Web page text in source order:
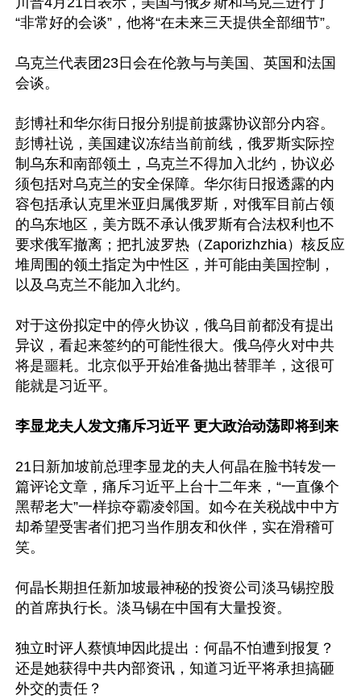
“非常好的会谈”，他将“在未来三天提供全部细节”。
乌克兰代表团23日会在伦敦与与美国、英国和法国
会谈。
彭博社和华尔街日报分别提前披露协议部分内容。
彭博社说，美国建议冻结当前前线，俄罗斯实际控
制乌东和南部领土，乌克兰不得加入北约，协议必
须包括对乌克兰的安全保障。华尔街日报透露的内
容包括承认克里米亚归属俄罗斯，对俄军目前占领
的乌东地区，美方既不承认俄罗斯有合法权利也不
要求俄军撤离；把扎波罗热（Zaporizhzhia）核反应
堆周围的领土指定为中性区，并可能由美国控制，
以及乌克兰不能加入北约。
对于这份拟定中的停火协议，俄乌目前都没有提出
异议，看起来签约的可能性很大。俄乌停火对中共
将是噩耗。北京似乎开始准备抛出替罪羊，这很可
能就是习近平。
李显龙夫人发文痛斥习近平 更大政治动荡即将到来
21日新加坡前总理李显龙的夫人何晶在脸书转发一
篇评论文章，痛斥习近平上台十二年来，“一直像个
黑帮老大”一样掠夺霸凌邻国。如今在关税战中中方
却希望受害者们把习当作朋友和伙伴，实在滑稽可
笑。
何晶长期担任新加坡最神秘的投资公司淡马锡控股
的首席执行长。淡马锡在中国有大量投资。
独立时评人蔡慎坤因此提出：何晶不怕遭到报复？
还是她获得中共内部资讯，知道习近平将承担搞砸
外交的责任？